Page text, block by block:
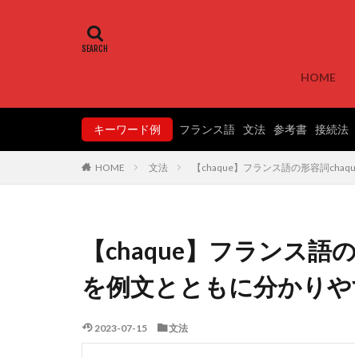
HOME
キーワード例 フランス語 文法 参考書 接続法
HOME 文法 【chaque】フランス語の形容詞
【chaque】フランス語
を例文とともに分かり
2023-07-15 文法